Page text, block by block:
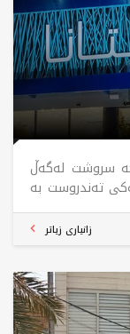
کە سروشت لەگەڵ
تەندروست بە
ئامادە کراون،
زانیاری زیاتر